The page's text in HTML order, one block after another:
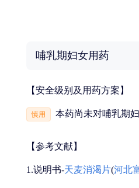
哺乳期妇女用药
【安全级别及用药方案】
慎用 本药尚未对哺乳期
【参考文献】
1.说明书-天麦消渴片(河北